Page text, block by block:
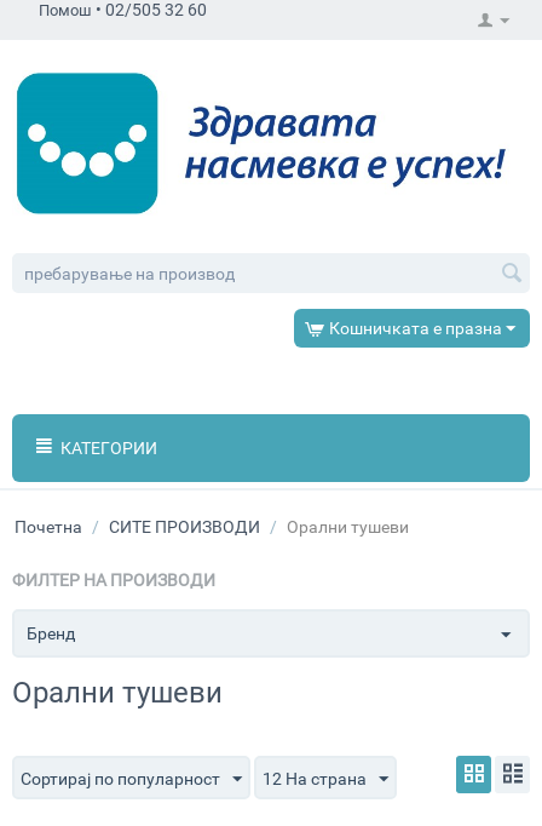
Помош • 02/505 32 60
Кошничката е празна
КАТЕГОРИИ
Почетна / СИТЕ ПРОИЗВОДИ / Орални тушеви
ФИЛТЕР НА ПРОИЗВОДИ
Бренд
Орални тушеви
Сортирај по популарност 12 На страна